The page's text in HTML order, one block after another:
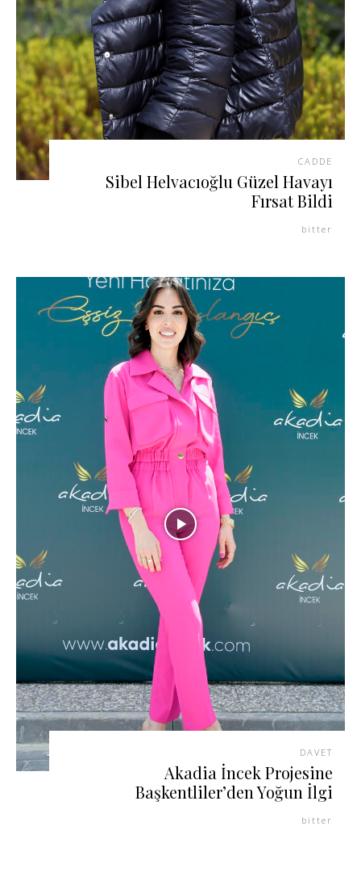
CADDE
Sibel Helvacıoğlu Güzel Havayı
Fırsat Bildi
bitter
DAVET
Akadia İncek Projesine
Başkentliler’den Yoğun İlgi
bitter